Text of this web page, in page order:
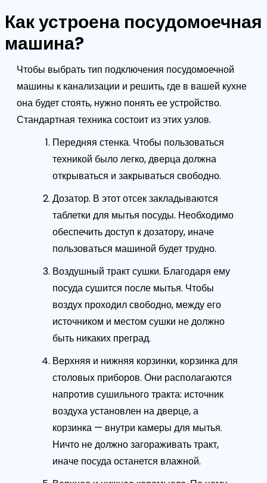
Как устроена посудомоечная
машина?
Чтобы выбрать тип подключения посудомоечной
машины к канализации и решить, где в вашей кухне
она будет стоять, нужно понять ее устройство.
Стандартная техника состоит из этих узлов.
Передняя стенка. Чтобы пользоваться
техникой было легко, дверца должна
открываться и закрываться свободно.
Дозатор. В этот отсек закладываются
таблетки для мытья посуды. Необходимо
обеспечить доступ к дозатору, иначе
пользоваться машиной будет трудно.
Воздушный тракт сушки. Благодаря ему
посуда сушится после мытья. Чтобы
воздух проходил свободно, между его
источником и местом сушки не должно
быть никаких преград.
Верхняя и нижняя корзинки, корзинка для
столовых приборов. Они располагаются
напротив сушильного тракта: источник
воздуха установлен на дверце, а
корзинка — внутри камеры для мытья.
Ничто не должно загораживать тракт,
иначе посуда останется влажной.